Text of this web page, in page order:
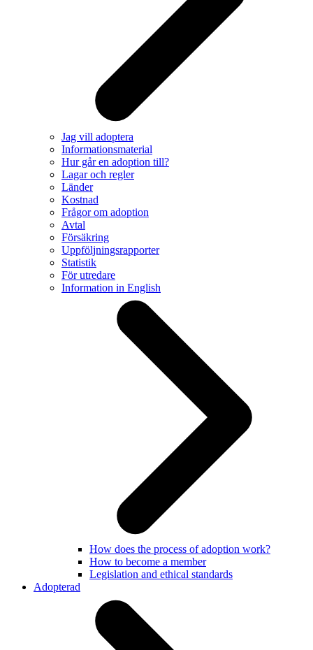
Jag vill adoptera
Informationsmaterial
Hur går en adoption till?
Lagar och regler
Länder
Kostnad
Frågor om adoption
Avtal
Försäkring
Uppföljningsrapporter
Statistik
För utredare
Information in English
How does the process of adoption work?
How to become a member
Legislation and ethical standards
Adopterad